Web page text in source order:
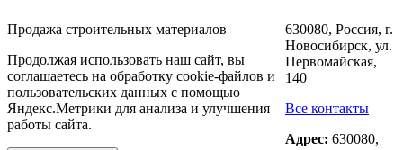
Продажа строительных материалов
Продолжая использовать наш сайт, вы
соглашаетесь на обработку cookie-файлов и
пользовательских данных с помощью
Яндекс.Метрики для анализа и улучшения
работы сайта.
630080, Россия, г.
Новосибирск, ул.
Первомайская,
140
Все контакты
Адрес: 630080,